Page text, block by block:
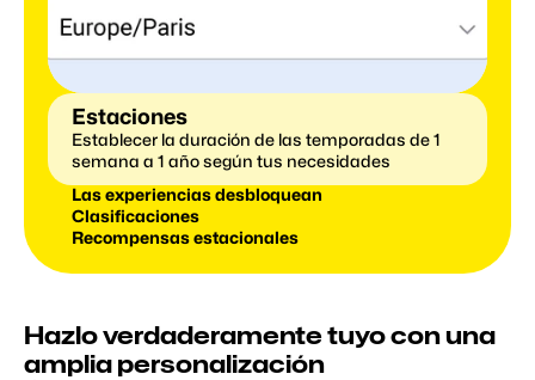
Estaciones
Establecer la duración de las temporadas de 1
semana a 1 año según tus necesidades
Las experiencias desbloquean
Clasificaciones
Recompensas estacionales
Hazlo verdaderamente tuyo con una
amplia personalización